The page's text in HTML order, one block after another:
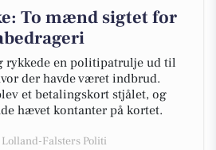
To mænd sigtet for
rykkede en politipatrulje ud til
der havde været indbrud.
et betalingskort stjålet, og
hævet kontanter på kortet.
Falsters Politi